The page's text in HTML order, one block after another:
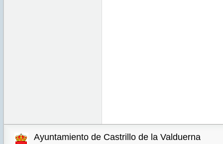
Ayuntamiento de Castrillo de la Valduerna